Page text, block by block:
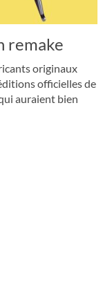
remake
originaux
officielles de
auraient bien